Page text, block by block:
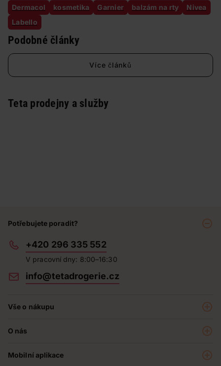
Dermacol kosmetika Garnier balzám na rty
Nivea
Labello
Podobné články
Více článků
Teta prodejny a služby
Potřebujete poradit?
+420 296 335 552
V pracovní dny: 8:00–16:30
info@tetadrogerie.cz
Vše o nákupu
Prodejny
O nás
Mobilní aplikace